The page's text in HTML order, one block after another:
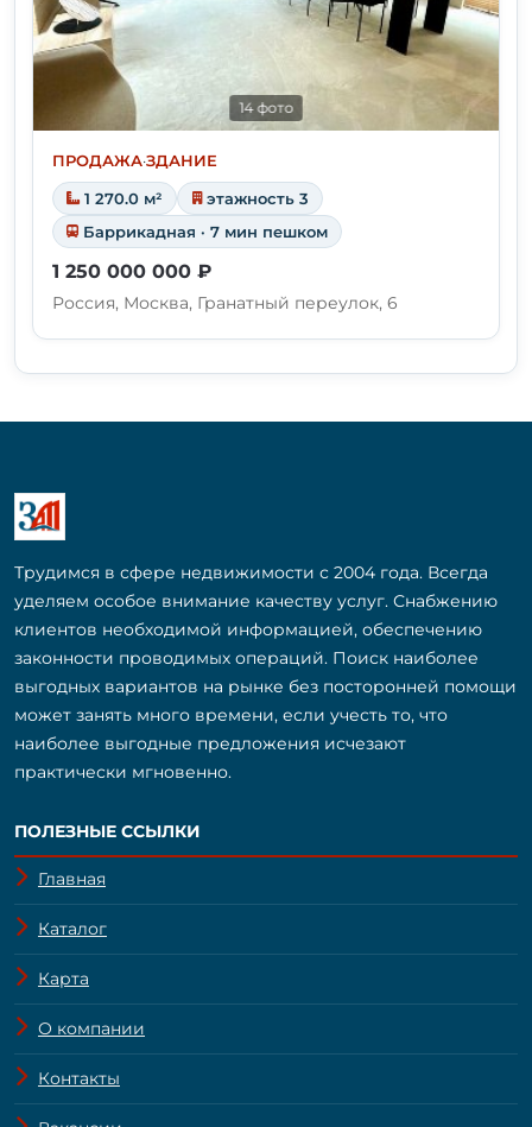
14 фото
ПРОДАЖА·ЗДАНИЕ
1 270.0 м²
этажность 3
Баррикадная · 7 мин пешком
1 250 000 000 ₽
Россия, Москва, Гранатный переулок, 6
Трудимся в сфере недвижимости с 2004 года. Всегда
уделяем особое внимание качеству услуг. Снабжению
клиентов необходимой информацией, обеспечению
законности проводимых операций. Поиск наиболее
выгодных вариантов на рынке без посторонней помощи
может занять много времени, если учесть то, что
наиболее выгодные предложения исчезают
практически мгновенно.
ПОЛЕЗНЫЕ ССЫЛКИ
Главная
Каталог
Карта
О компании
Контакты